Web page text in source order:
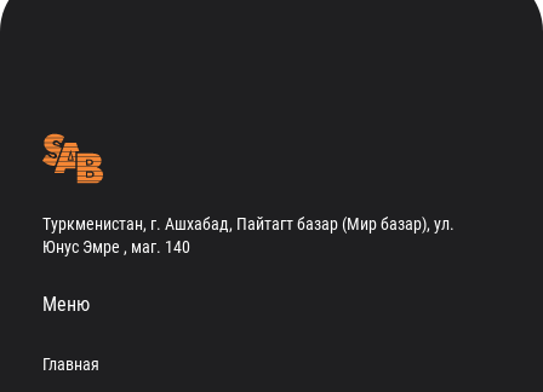
Туркменистан, г. Ашхабад, Пайтагт базар (Мир базар), ул.
Юнус Эмре , маг. 140
Меню
Главная